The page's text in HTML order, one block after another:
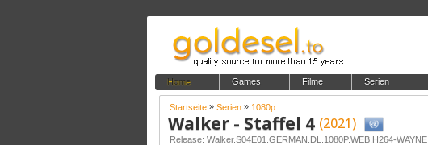
Home Games Filme Serien
Startseite » Serien » 1080p
Walker - Staffel 4 (2021)
Release: Walker.S04E01.GERMAN.DL.1080P.WEB.H264-WAYNE